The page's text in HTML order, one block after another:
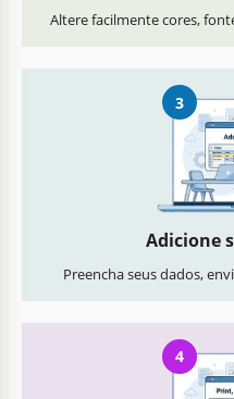
Altere facilmente cores,
3
Adicione
Preencha seus dados,
4